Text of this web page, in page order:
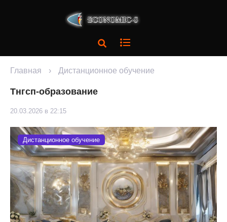
Главная › Дистанционное обучение
Тнгсп-образование
20.03.2026 в 22:15
Дистанционное обучение